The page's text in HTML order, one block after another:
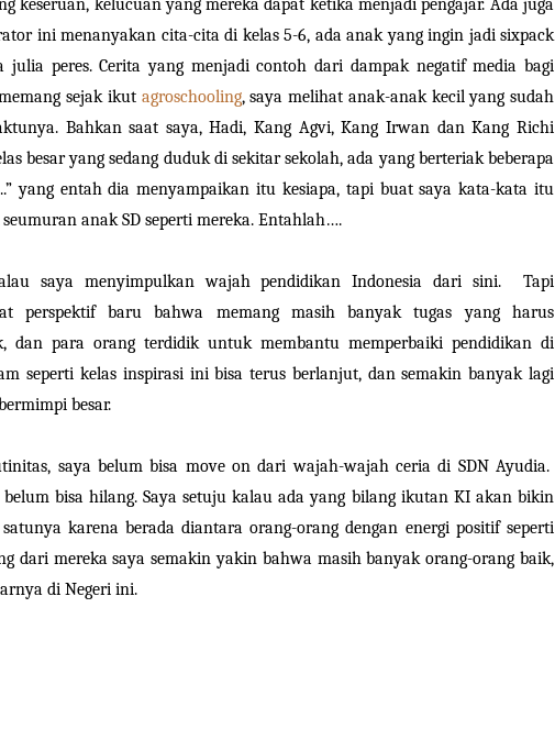
keseruan, kelucuan yang mereka dapat ketika menjadi pengajar. Ada juga
ini menanyakan cita-cita di kelas 5-6, ada anak yang ingin jadi sixpack
julia peres. Cerita yang menjadi contoh dari dampak negatif media bagi
sejak ikut agroschooling,saya melihat anak-anak kecil yang sudah
Bahkan saat saya, Hadi, Kang Agvi, Kang Irwan dan Kang Richi
besar yang sedang duduk di sekitar sekolah, ada yang berteriak beberapa
yang entah dia menyampaikan itu kesiapa, tapi buat saya kata-kata itu
anak SD seperti mereka. Entahlah….
saya menyimpulkan wajah pendidikan Indonesia dari sini. Tapi
perspektif baru bahwa memang masih banyak tugas yang harus
dan para orang terdidik untuk membantu memperbaiki pendidikan di
seperti kelas inspirasi ini bisa terus berlanjut, dan semakin banyak lagi
besar.
saya belum bisa move on dari wajah-wajah ceria di SDN Ayudia.
bisa hilang. Saya setuju kalau ada yang bilang ikutan KI akan bikin
karena berada diantara orang-orang dengan energi positif seperti
dari mereka saya semakin yakin bahwa masih banyak orang-orang baik,
di Negeri ini.